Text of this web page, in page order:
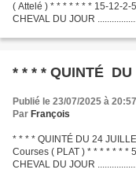
( Attelé ) * * * * * * * 15-12-2-
CHEVAL DU JOUR
Publié le 23/07/2025 à 20:57
Par François
* * * * QUINTÉ DU 24
Courses ( PLAT ) * * * * * * *
CHEVAL DU JOUR